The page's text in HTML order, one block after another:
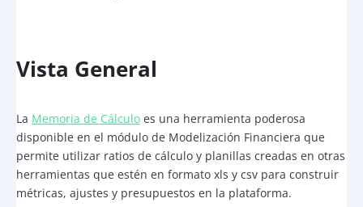
Vista General
La Memoria de Cálculo es una herramienta poderosa
disponible en el módulo de Modelización Financiera que
permite utilizar ratios de cálculo y planillas creadas en otras
herramientas que estén en formato xls y csv para construir
métricas, ajustes y presupuestos en la plataforma.